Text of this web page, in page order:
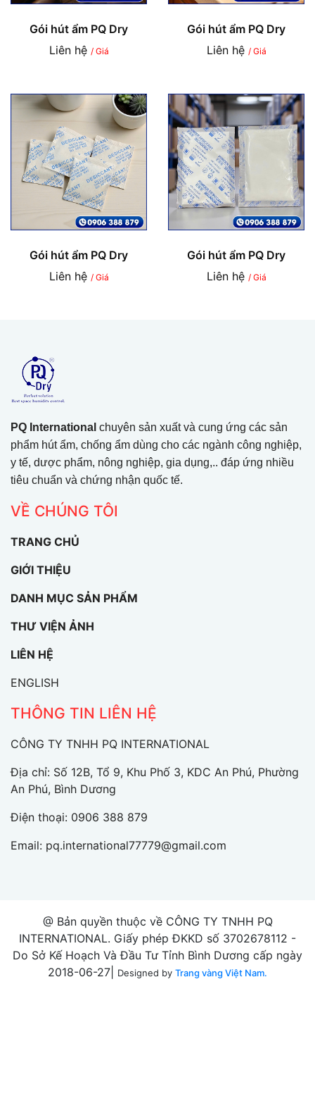
Gói hút ẩm PQ Dry
Liên hệ / Giá
Gói hút ẩm PQ Dry
Liên hệ / Giá
Gói hút ẩm PQ Dry
Liên hệ / Giá
Gói hút ẩm PQ Dry
Liên hệ / Giá
PQ International chuyên sản xuất và cung ứng các sản
phẩm hút ẩm, chống ẩm dùng cho các ngành công nghiệp,
y tế, dược phẩm, nông nghiệp, gia dụng,.. đáp ứng nhiều
tiêu chuẩn và chứng nhận quốc tế.
VỀ CHÚNG TÔI
TRANG CHỦ
GIỚI THIỆU
DANH MỤC SẢN PHẨM
THƯ VIỆN ẢNH
LIÊN HỆ
ENGLISH
THÔNG TIN LIÊN HỆ
CÔNG TY TNHH PQ INTERNATIONAL
Địa chỉ: Số 12B, Tổ 9, Khu Phố 3, KDC An Phú, Phường
An Phú, Bình Dương
Điện thoại: 0906 388 879
Email: pq.international77779@gmail.com
@ Bản quyền thuộc về CÔNG TY TNHH PQ
INTERNATIONAL. Giấy phép ĐKKD số 3702678112 -
Do Sở Kế Hoạch Và Đầu Tư Tỉnh Bình Dương cấp ngày
2018-06-27|
Designed by Trang vàng Việt Nam.